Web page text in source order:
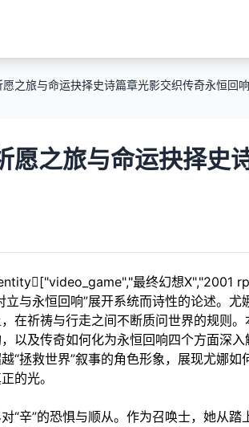
之旅与命运抉择史诗篇章光影交织传奇永恒回响
愿之旅与命运抉择史
最终幻想X","2001
立与永恒回响”展开系统而诗性的论述。
在祈祷与行走之间不断质问世界的规则
以及传奇如何化为永恒回响四个方面深
“拯救世界”叙事的角色形象，展现尤娜
的光。
“辛”的恐惧与顺从。作为召唤士，她从